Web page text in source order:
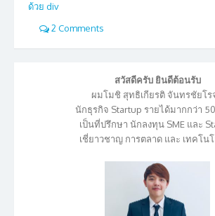
ด้วย div
2 Comments
สวัสดีครับ ยินดีต้อนรับ
ผมโมชิ สุทธิเกียรติ จันทรชัยโร
นักธุรกิจ Startup รายได้มากกว่า
เป็นที่ปรึกษา นักลงทุน SME และ
เชี่ยาวชาญ การตลาด และ เทคโนโ